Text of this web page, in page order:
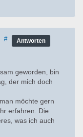
# Antworten
geworden, bin
der mich doch
möchte gern
erfahren. Die
was ich auch